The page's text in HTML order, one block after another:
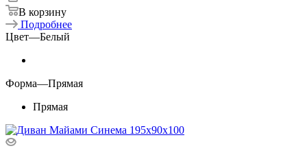
В корзину
Подробнее
Цвет—Белый
Форма—Прямая
Прямая